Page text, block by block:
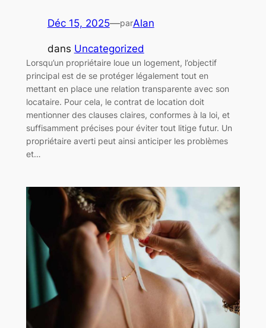
Déc 15, 2025—parAlan
dans Uncategorized
Lorsqu’un propriétaire loue un logement, l’objectif
principal est de se protéger légalement tout en
mettant en place une relation transparente avec son
locataire. Pour cela, le contrat de location doit
mentionner des clauses claires, conformes à la loi, et
suffisamment précises pour éviter tout litige futur. Un
propriétaire averti peut ainsi anticiper les problèmes
et…